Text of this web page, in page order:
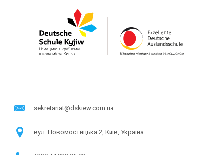
sekretariat@dskiew.com.ua
в​ул. Новомостицька 2, Київ, Україна